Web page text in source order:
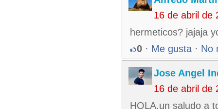
16 de abril de
hermeticos? jajaja
0 · Me gusta · No
Jose Angel
16 de abril de
HOLA,un saludo a